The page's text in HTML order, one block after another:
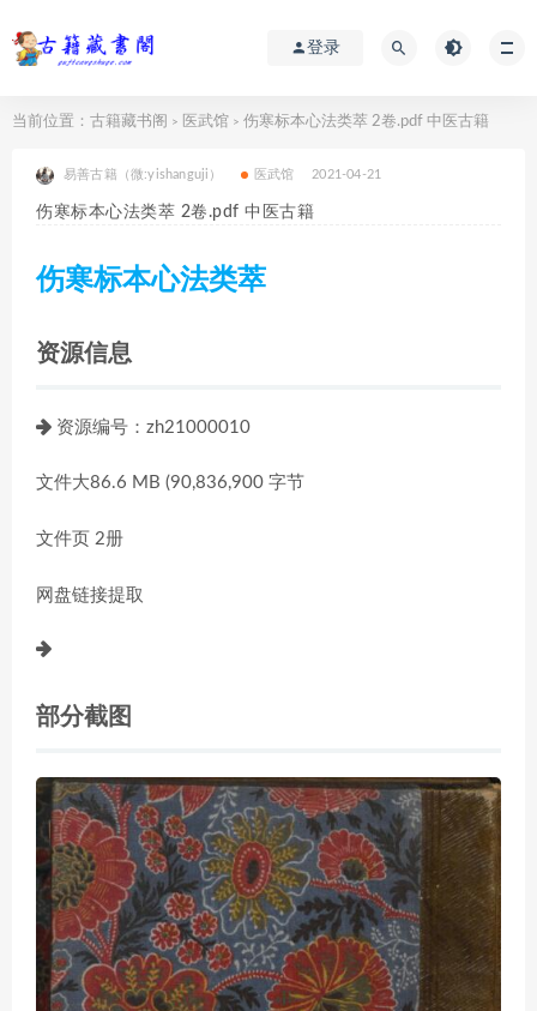
登录
当前位置： 古籍藏书阁 > 医武馆 > 伤寒标本心法类萃 2卷.pdf 中医古籍
易善古籍（微:yishanguji） 医武馆 2021-04-21
伤寒标本心法类萃 2卷.pdf 中医古籍
伤寒标本心法类萃
资源信息
资源编号：zh21000010
文件大86.6 MB (90,836,900 字节
文件页 2册
网盘链接提取
部分截图